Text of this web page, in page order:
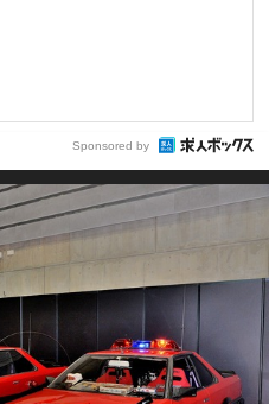
Sponsored by